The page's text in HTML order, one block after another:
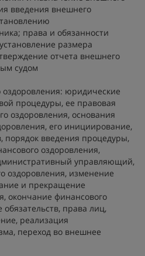
введения внешнего
права и обязанности
размера
отчета внешнего
судом
юридические
процедуры, ее правовая
оздоровления, основания
его инициирование,
порядок введения процедуры,
оздоровления,
управляющий,
оздоровления, изменение
и прекращение
окончание финансового
права лиц,
реализация
переход во внешнее